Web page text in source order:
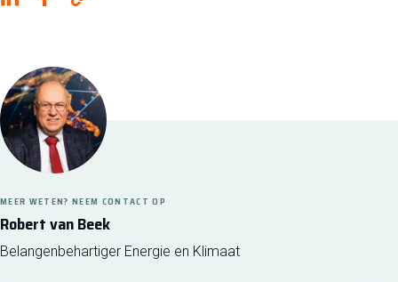
Robert van Beek
MEER WETEN? NEEM CONTACT OP
Belangenbehartiger Energie en Klimaat